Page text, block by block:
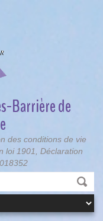
Barrière de
des conditions de vie
loi 1901, Déclaration